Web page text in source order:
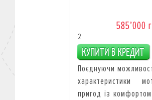
585’000
2
Поєднуючи
характеристики
пригод із